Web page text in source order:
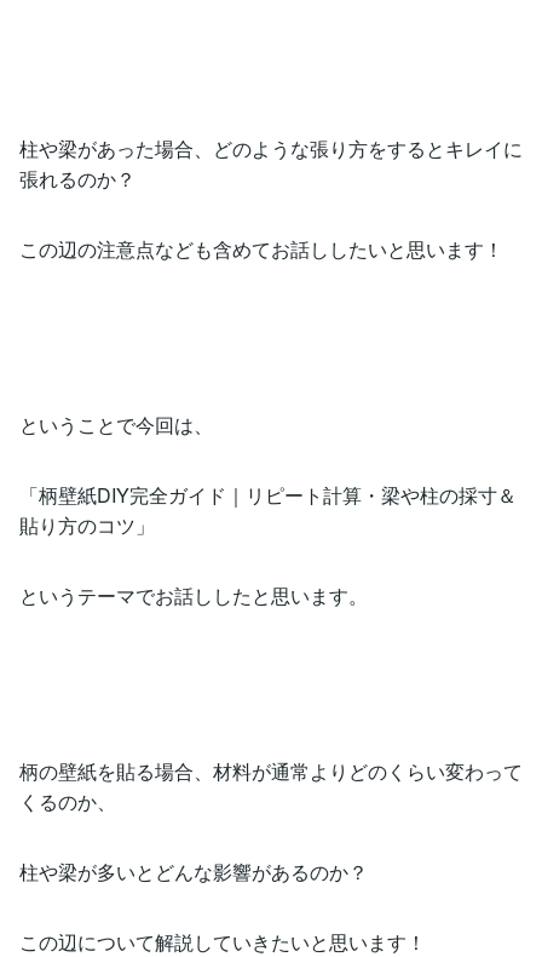
柱や梁があった場合、どのような張り方をするとキレイに
張れるのか？
この辺の注意点なども含めてお話ししたいと思います！
ということで今回は、
「柄壁紙DIY完全ガイド｜リピート計算・梁や柱の採寸＆
貼り方のコツ」
というテーマでお話ししたと思います。
柄の壁紙を貼る場合、材料が通常よりどのくらい変わって
くるのか、
柱や梁が多いとどんな影響があるのか？
この辺について解説していきたいと思います！